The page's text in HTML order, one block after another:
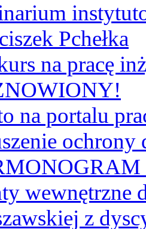
Pchełka
na pracę
na portalu
ochrony
wewnętrzne
z